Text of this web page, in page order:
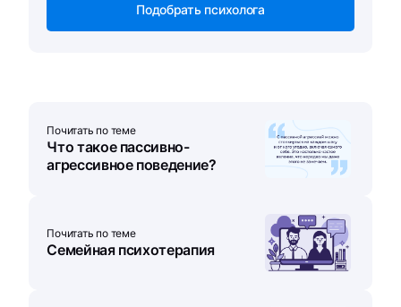
Подобрать психолога
Почитать по теме
Что такое пассивно-
агрессивное поведение?
Почитать по теме
Семейная психотерапия